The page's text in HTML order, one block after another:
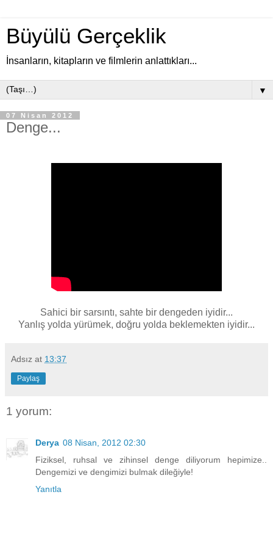
Büyülü Gerçeklik
İnsanların, kitapların ve filmlerin anlattıkları...
▼
07 Nisan 2012
Denge...
Sahici bir sarsıntı, sahte bir dengeden iyidir...
Yanlış yolda yürümek, doğru yolda beklemekten iyidir...
Adsız at 13:37
Paylaş
1 yorum:
Derya 08 Nisan, 2012 02:30
Fiziksel, ruhsal ve zihinsel denge diliyorum hepimize..
Dengemizi ve dengimizi bulmak dileğiyle!
Yanıtla